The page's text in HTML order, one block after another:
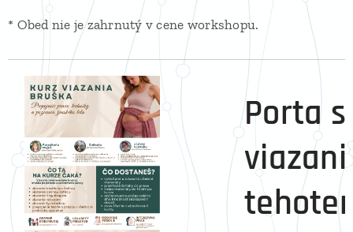
* Obed nie je zahrnutý v cene workshopu.
Porta